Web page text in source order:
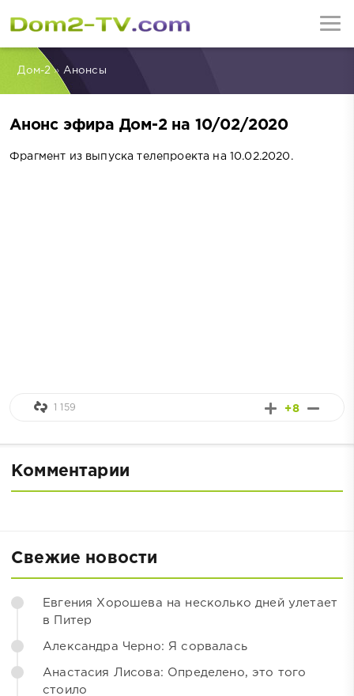
Дом-2» Анонсы
Анонс эфира Дом-2 на 10/02/2020
Фрагмент из выпуска телепроекта на 10.02.2020.
+8
1 159
Комментарии
Свежие новости
Евгения Хорошева на несколько дней улетает
в Питер
Александра Черно: Я сорвалась
Анастасия Лисова: Определено, это того
стоило